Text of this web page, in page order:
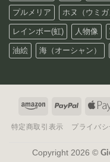
プルメリア ホヌ（ウミガ
レインボー(虹) 人物像
油絵 海（オーシャン）
Amazon PayPal
特定商取引表示 プライバ
Copyright 2026 ©